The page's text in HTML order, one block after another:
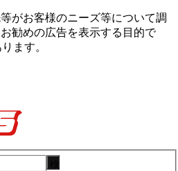
がお客様のニーズ等について調
勧めの広告を表⽰する⽬的で
ます。